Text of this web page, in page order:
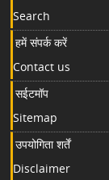
Search
हमें संपर्क करें
Contact us
सईटमॉप
Sitemap
उपयोगिता शर्तें
Disclaimer